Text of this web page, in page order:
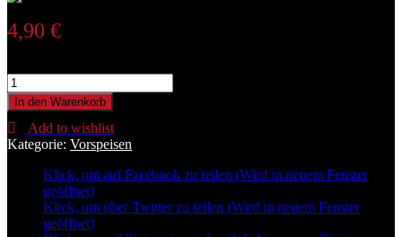
4,90 €
In den Warenkorb
Add to wishlist
Kategorie: Vorspeisen
Klick, um auf Facebook zu teilen (Wird in neuem Fenster
geöffnet)
Klick, um über Twitter zu teilen (Wird in neuem Fenster
geöffnet)